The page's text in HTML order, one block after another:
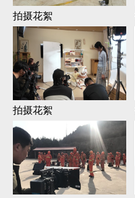
拍摄花絮
拍摄花絮